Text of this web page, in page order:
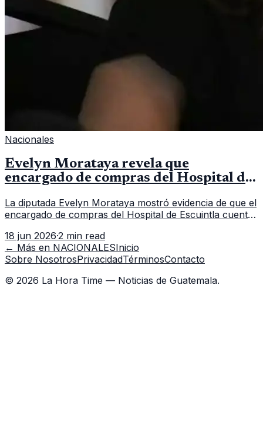
Nacionales
Evelyn Morataya revela que
encargado de compras del Hospital de
La diputada Evelyn Morataya mostró evidencia de que el
encargado de compras del Hospital de Escuintla cuenta
capacitación en la capital.
18 jun 2026·2 min read
← Más en NACIONALESInicio
Sobre NosotrosPrivacidadTérminosContacto
© 2026 La Hora Time — Noticias de Guatemala.